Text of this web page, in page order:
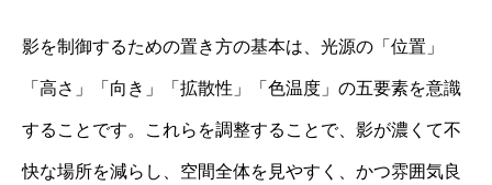
影を制御するための置き方の基本は、光源の「位置」
「高さ」「向き」「拡散性」「色温度」の五要素を意識
することです。これらを調整することで、影が濃くて不
快な場所を減らし、空間全体を見やすく、かつ雰囲気良